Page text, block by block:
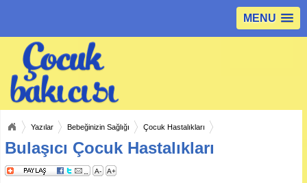
MENU
Yazılar Bebeğinizin Sağlığı Çocuk Hastalıkları
Bulaşıcı Çocuk Hastalıkları
A- A+